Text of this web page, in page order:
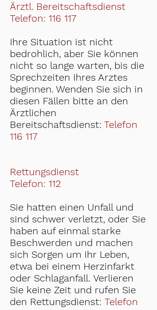
Ärztl. Bereitschaftsdienst
Telefon: 116 117
Ihre Situation ist nicht
bedrohlich, aber Sie können
nicht so lange warten, bis die
Sprechzeiten Ihres Arztes
beginnen. Wenden Sie sich in
diesen Fällen bitte an den
Ärztlichen
Bereitschaftsdienst: Telefon
116 117
Rettungsdienst
Telefon: 112
Sie hatten einen Unfall und
sind schwer verletzt, oder Sie
haben auf einmal starke
Beschwerden und machen
sich Sorgen um Ihr Leben,
etwa bei einem Herzinfarkt
oder Schlaganfall. Verlieren
Sie keine Zeit und rufen Sie
den Rettungsdienst: Telefon